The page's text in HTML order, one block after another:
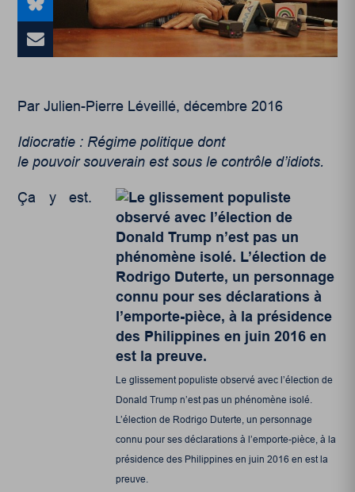
Par Julien-Pierre Léveillé, décembre 2016
Idiocratie : Régime politique dont
le pouvoir souverain est sous le contrôle d’idiots.
Le glissement populiste observé avec l’élection de
Donald Trump n’est pas un phénomène isolé.
L’élection de Rodrigo Duterte, un personnage
connu pour ses déclarations à l’emporte-pièce, à la
présidence des Philippines en juin 2016 en est la
preuve.
Ça y est.